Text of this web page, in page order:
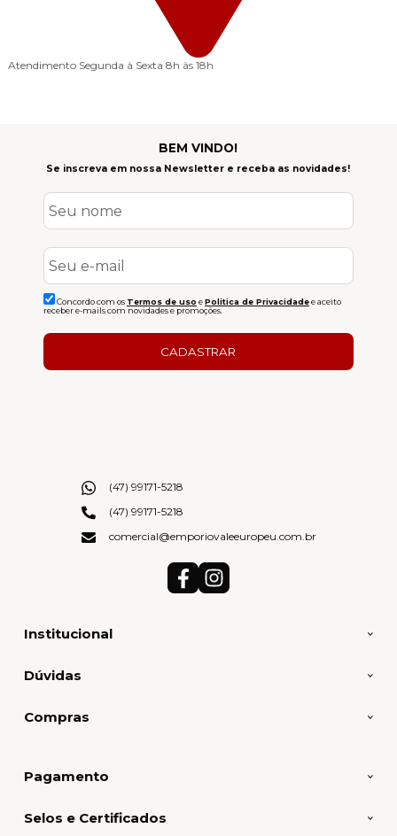
Atendimento Segunda à Sexta 8h às 18h
BEM VINDO!
Se inscreva em nossa Newsletter e receba as novidades!
Concordo com os Termos de uso ePolitica de Privacidadee aceito
receber e-mails com novidades e promoções.
CADASTRAR
Institucional
Dúvidas
Compras
(47) 99171-5218
(47) 99171-5218
comercial@emporiovaleeuropeu.com.br
Pagamento
Selos e Certificados